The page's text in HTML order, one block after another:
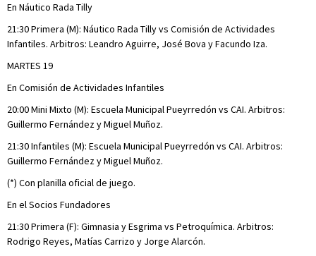
En Náutico Rada Tilly
21:30 Primera (M): Náutico Rada Tilly vs Comisión de Actividades
Infantiles. Arbitros: Leandro Aguirre, José Bova y Facundo Iza.
MARTES 19
En Comisión de Actividades Infantiles
20:00 Mini Mixto (M): Escuela Municipal Pueyrredón vs CAI. Arbitros:
Guillermo Fernández y Miguel Muñoz.
21:30 Infantiles (M): Escuela Municipal Pueyrredón vs CAI. Arbitros:
Guillermo Fernández y Miguel Muñoz.
(*) Con planilla oficial de juego.
En el Socios Fundadores
21:30 Primera (F): Gimnasia y Esgrima vs Petroquímica. Arbitros:
Rodrigo Reyes, Matías Carrizo y Jorge Alarcón.